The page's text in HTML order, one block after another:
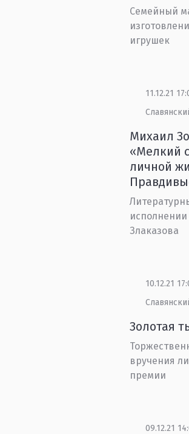
Семейный
игрушек
11.12.21
Михаил
«Мелкий
личной
исполнении
Злаказова
10.12.21
Золотая
вручения
премии
09.12.21